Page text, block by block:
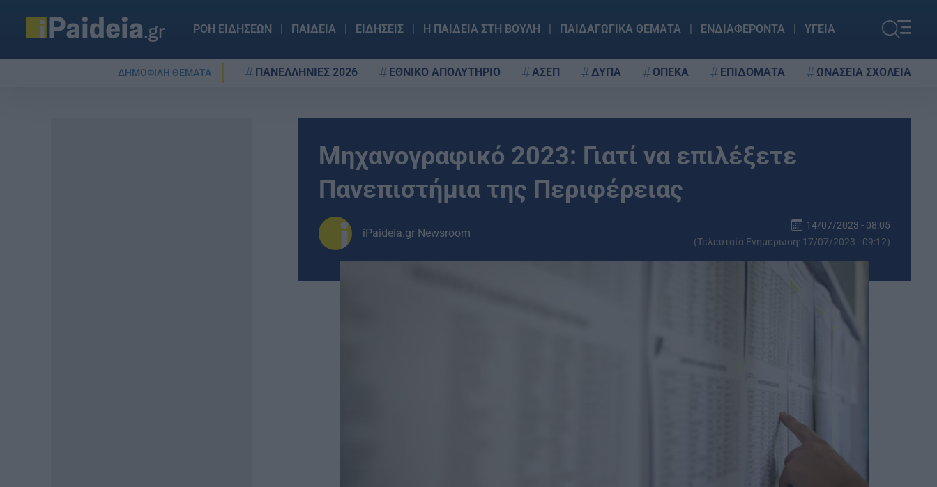
ΡΟΗ ΕΙΔΗΣΕΩΝ ΠΑΙΔΕΙΑ ΕΙΔΗΣΕΙΣ Η ΠΑΙΔΕΙΑ ΣΤΗ ΒΟΥΛΗ ΠΑΙΔΑΓΩΓΙΚΑ ΘΕΜΑΤΑ ΕΝΔΙΑΦΕΡΟΝΤΑ ΥΓΕΙΑ
ΔΗΜΟΦΙΛΗ ΘΕΜΑΤΑ ΠΑΝΕΛΛΗΝΙΕΣ 2026 ΕΘΝΙΚΟ ΑΠΟΛΥΤΗΡΙΟ ΑΣΕΠ ΔΥΠΑ ΟΠΕΚΑ ΕΠΙΔΟΜΑΤΑ ΩΝΑΣΕΙΑ ΣΧΟΛΕΙΑ
Μηχανογραφικό 2023: Γιατί να επιλέξετε
Πανεπιστήμια της Περιφέρειας
iPaideia.gr Newsroom
14/07/2023 - 08:05
(Τελευταία Ενημέρωση: 17/07/2023 - 09:12)